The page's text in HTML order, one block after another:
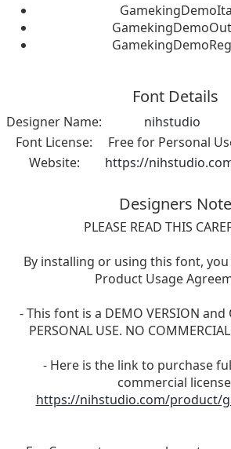
Font Details
Designer Name:
nihstudio
Font License:
Free for Personal
Website:
https://
Designers Note
PLEASE READ THIS
By installing or using this font,
Product Usage
- This font is a DEMO VERSION
PERSONAL USE. NO
- Here is the link to purchase
commercial
https://nihstudio.com/product/